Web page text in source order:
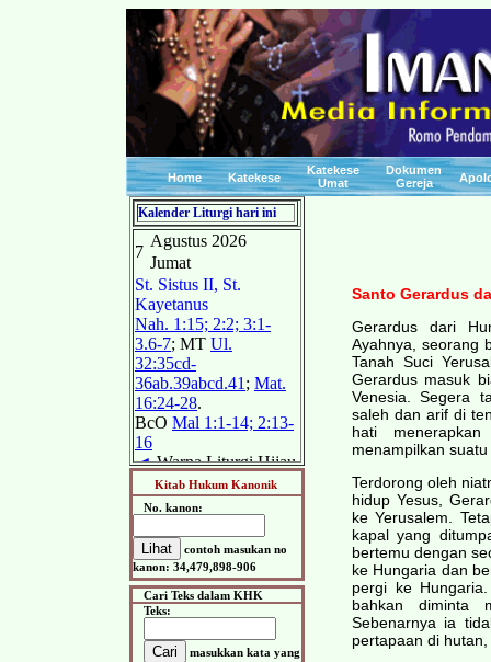
Home Katekese
Katekese
Umat
Dokumen
Gereja
Kalender Liturgi hari ini
Kitab Hukum Kanonik
No. kanon:
contoh masukan no
kanon: 34,479,898-906
Cari Teks dalam KHK
Teks:
masukkan kata yang
Santo Gerardus
Gerardus dari
Ayahnya, seorang
Tanah Suci
Gerardus masuk
Venesia. Segera
saleh dan arif di
hati
menampilkan
Terdorong oleh
hidup Yesus,
ke Yerusalem.
kapal yang
bertemu dengan
ke Hungaria dan
pergi ke
bahkan diminta
Sebenarnya ia
pertapaan di